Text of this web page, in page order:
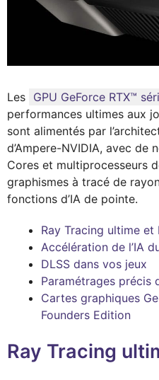
Les GPU GeForce RTX™
performances ultimes aux
sont alimentés par
d’Ampere-NVIDIA, avec de
Cores et multiprocesseurs
graphismes à tracé de
fonctions d’IA de pointe.
Ray Tracing ultime et
Accélération de l’IA
DLSS dans vos jeux
Paramétrages précis
Cartes graphiques
Founders Edition
Ray Tracing